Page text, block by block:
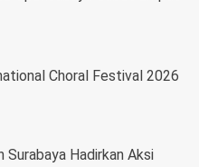
Choral Festival 2026
Surabaya Hadirkan Aksi